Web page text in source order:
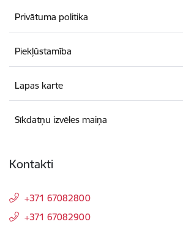
Privātuma politika
Piekļūstamība
Lapas karte
Sīkdatņu izvēles maiņa
Kontakti
+371 67082800
+371 67082900